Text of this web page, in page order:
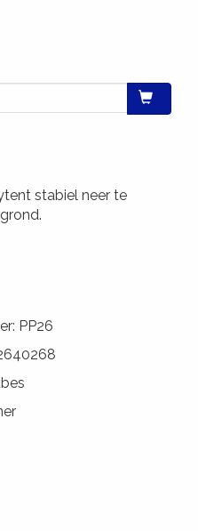
stabiel neer te
PP26